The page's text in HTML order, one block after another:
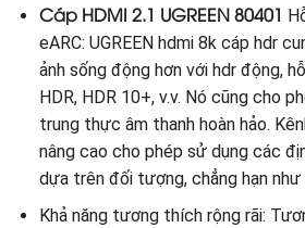
Cáp HDMI 2.1 UGREEN 80401
eARC: UGREEN hdmi 8k cáp hdr
ảnh sống động hơn với hdr động,
HDR, HDR 10+, v.v. Nó cũng cho
trung thực âm thanh hoàn hảo.
nâng cao cho phép sử dụng các
dựa trên đối tượng, chẳng hạn
Khả năng tương thích rộng rãi: